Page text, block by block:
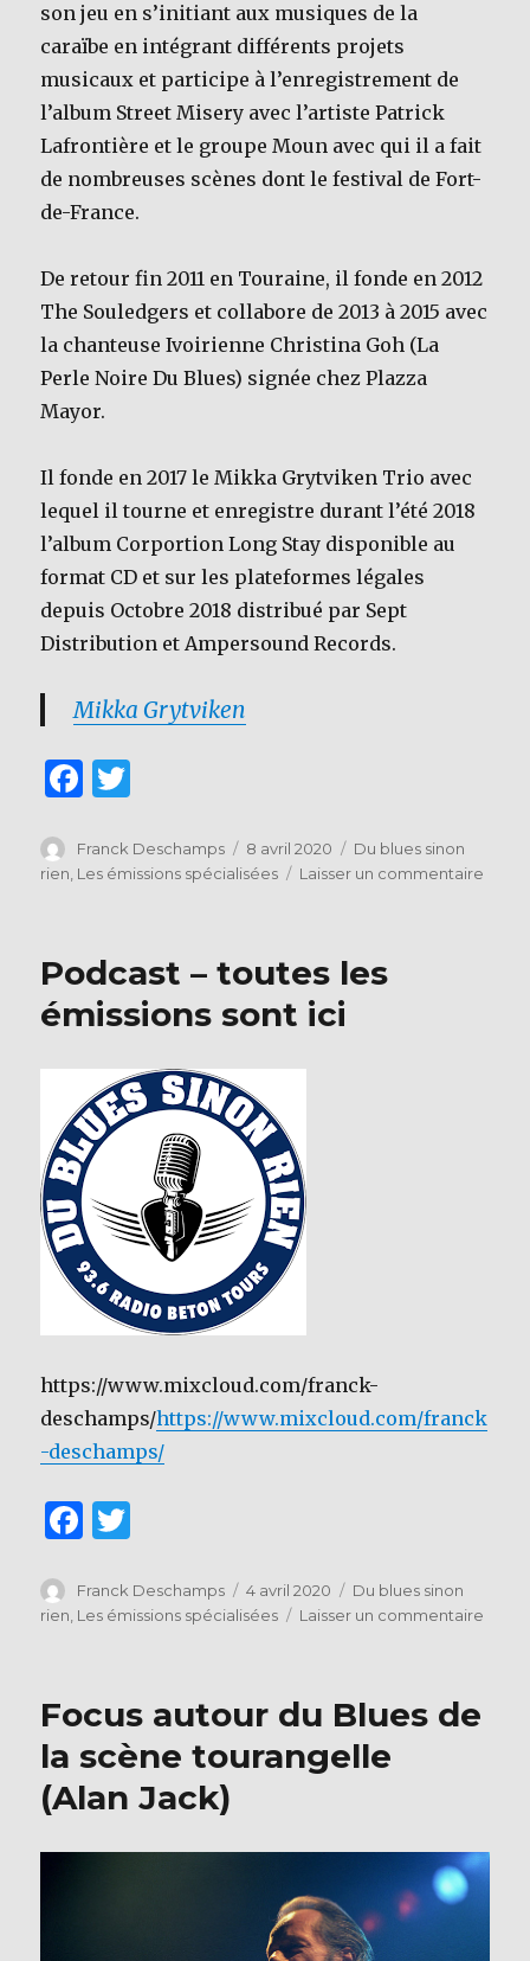
son jeu en s’initiant aux musiques de la
caraïbe en intégrant différents projets
musicaux et participe à l’enregistrement de
l’album Street Misery avec l’artiste Patrick
Lafrontière et le groupe Moun avec qui il a fait
de nombreuses scènes dont le festival de Fort-
de-France.
De retour fin 2011 en Touraine, il fonde en 2012
The Souledgers et collabore de 2013 à 2015 avec
la chanteuse Ivoirienne Christina Goh (La
Perle Noire Du Blues) signée chez Plazza
Mayor.
Il fonde en 2017 le Mikka Grytviken Trio avec
lequel il tourne et enregistre durant l’été 2018
l’album Corportion Long Stay disponible au
format CD et sur les plateformes légales
depuis Octobre 2018 distribué par Sept
Distribution et Ampersound Records.
Mikka Grytviken
F
c
e
o
o
it
te
Auteur
Franck Deschamps
Publié
le
8 avril 2020 Catégories
Du blues sinon
rien, Les émissions spécialisées Laisser un commentaire
Podcast – toutes les
émissions sont ici
https://www.mixcloud.com/franck-
deschamps/https://www.mixcloud.com/franck
-deschamps/
F
c
e
o
o
k
it
te
Auteur
Franck Deschamps
Publié
le
4 avril 2020 Catégories
Du blues sinon
rien, Les émissions spécialisées Laisser un commentaire
Focus autour du Blues de
la scène tourangelle
(Alan Jack)